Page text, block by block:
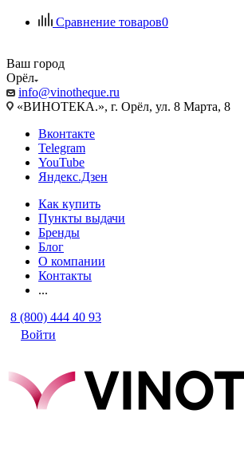
Сравнение товаров0
Ваш город
Орёл
info@vinotheque.ru
«ВИНОТЕКА.», г. Орёл, ул. 8 Марта, 8
Вконтакте
Telegram
YouTube
Яндекс.Дзен
Как купить
Пункты выдачи
Бренды
Блог
О компании
Контакты
...
8 (800) 444 40 93
Войти